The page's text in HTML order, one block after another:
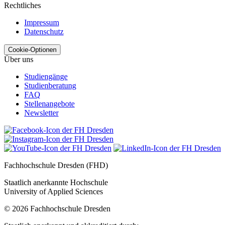
Rechtliches
Impressum
Datenschutz
Cookie-Optionen
Über uns
Studiengänge
Studienberatung
FAQ
Stellenangebote
Newsletter
Fachhochschule Dresden (FHD)
Staatlich anerkannte Hochschule
University of Applied Sciences
© 2026 Fachhochschule Dresden